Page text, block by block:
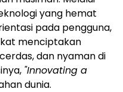
yang hemat
pada pengguna,
menciptakan
dan nyaman di
"Innovating a
dunia.